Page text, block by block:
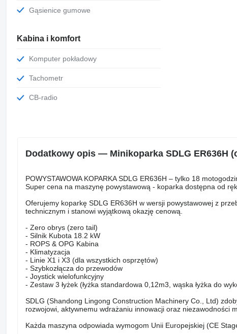
Gąsienice gumowe
Kabina i komfort
Komputer pokładowy
Tachometr
CB-radio
Dodatkowy opis — Minikoparka SDLG ER636H
POWYSTAWOWA KOPARKA SDLG ER636H – tylko 18
Super cena na maszynę powystawową - koparka dostępna od
Oferujemy koparkę SDLG ER636H w wersji powystawowej z
technicznym i stanowi wyjątkową okazję cenową.
- Zero obrys (zero tail)
- Silnik Kubota 18.2 kW
- ROPS & OPG Kabina
- Klimatyzacja
- Linie X1 i X3 (dla wszystkich osprzętów)
- Szybkozłącza do przewodów
- Joystick wielofunkcyjny
- Zestaw 3 łyżek (łyżka standardowa 0,12m3, wąska łyżka do
SDLG (Shandong Lingong Construction Machinery Co., Ltd)
rozwojowi, aktywnemu wdrażaniu innowacji oraz niezawodności
Każda maszyna odpowiada wymogom Unii Europejskiej (CE